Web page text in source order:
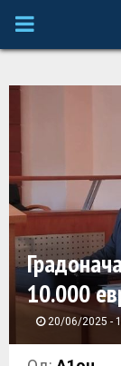
P
M
A
R
10.000
20/06/2025 -